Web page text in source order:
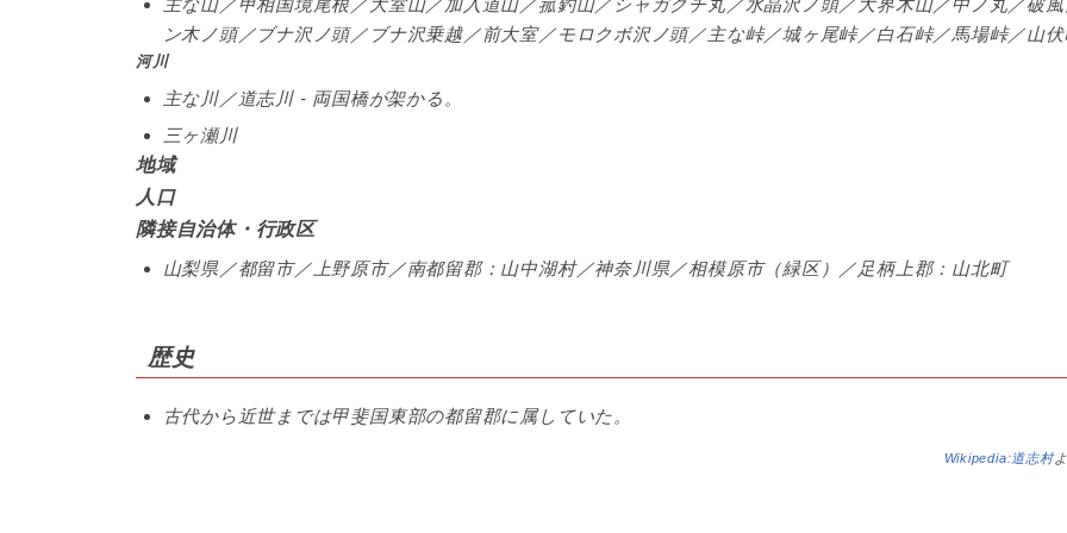
主な山／甲相国境尾根／大室山／加入道山／菰釣山／シャガクチ丸／水晶沢ノ頭／大界木山／中ノ丸／破
ン木ノ頭／ブナ沢ノ頭／ブナ沢乗越／前大室／モロクボ沢ノ頭／主な峠／城ヶ尾峠／白石峠／馬場峠／山
河川
主な川／道志川 - 両国橋が架かる。
三ヶ瀬川
地域
人口
隣接自治体・行政区
山梨県／都留市／上野原市／南都留郡：山中湖村／神奈川県／相模原市（緑区）／足柄上郡：山北町
歴史
古代から近世までは甲斐国東部の都留郡に属していた。
Wikipedia:道志村